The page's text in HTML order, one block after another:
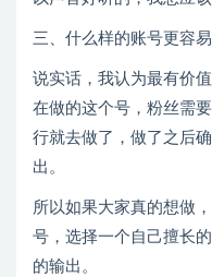
三、什么样的账号更容
说实话，我认为最有价
在做的这个号，粉丝需
行就去做了，做了之后
出。
所以如果大家真的想做
号，选择一个自己擅长
的输出。